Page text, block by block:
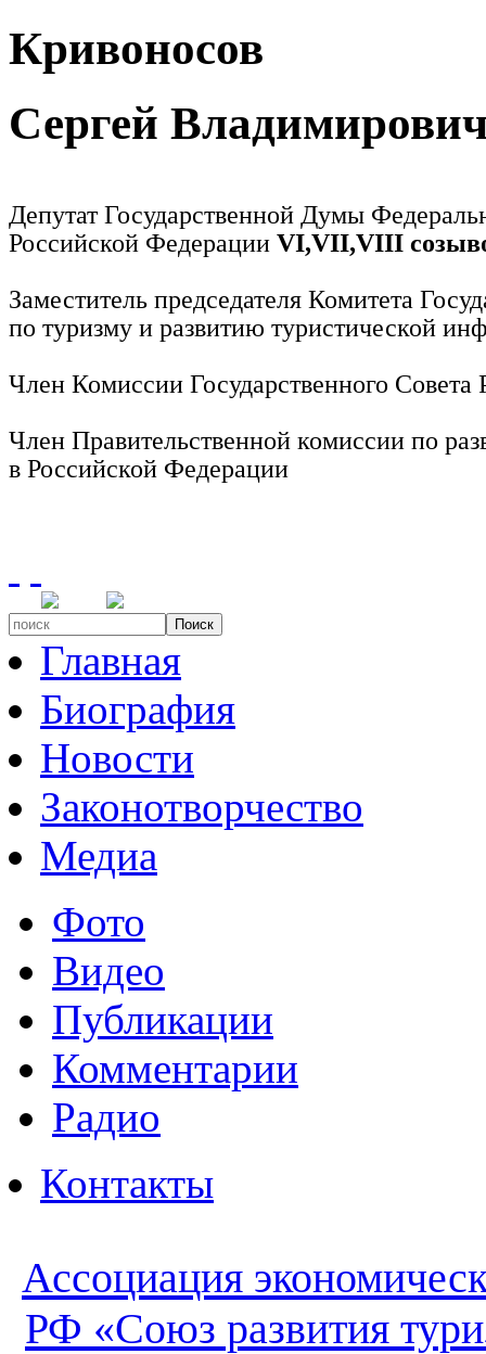
Кривоносов
Сергей
Депутат Государственной Думы
Российской Федерации VI,VII,VIII
Заместитель председателя Комитета
по туризму и развитию туристической
Член Комиссии Государственного
Член Правительственной комиссии по
в Российской Федерации
Поиск
Главная
Биография
Новости
Законотворчество
Медиа
Фото
Видео
Публикации
Комментарии
Радио
Контакты
Ассоциация
РФ «Союз развития